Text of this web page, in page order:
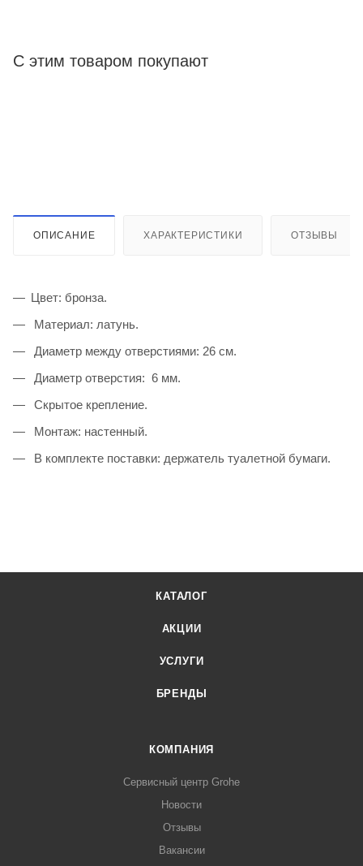
С этим товаром покупают
ОПИСАНИЕ ХАРАКТЕРИСТИКИ ОТЗЫВЫ
Цвет: бронза.
Материал: латунь.
Диаметр между отверстиями: 26 см.
Диаметр отверстия: 6 мм.
Скрытое крепление.
Монтаж: настенный.
В комплекте поставки: держатель туалетной бумаги.
КАТАЛОГ
АКЦИИ
УСЛУГИ
БРЕНДЫ
КОМПАНИЯ
Сервисный центр Grohe
Новости
Отзывы
Вакансии